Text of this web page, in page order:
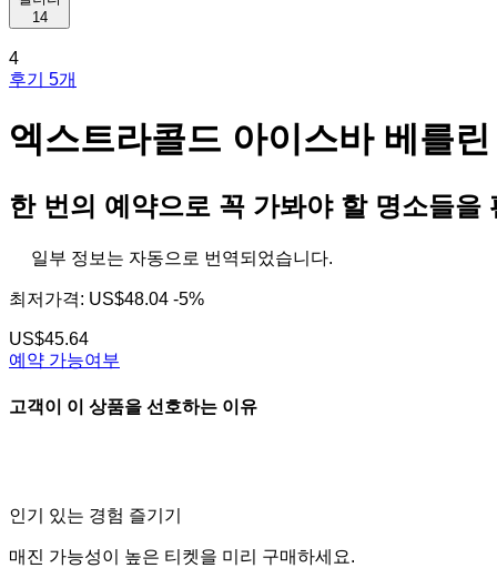
14
4
후기 5개
엑스트라콜드 아이스바 베를
한 번의 예약으로 꼭 가봐야 할 명소들을
일부 정보는 자동으로 번역되었습니다.
최저가격: US$48.04 -5%
US$45.64
예약 가능여부
고객이 이 상품을 선호하는 이유
인기 있는 경험 즐기기
매진 가능성이 높은 티켓을 미리 구매하세요.